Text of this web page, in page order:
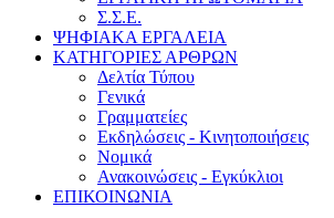
Σ.Σ.Ε.
ΨΗΦΙΑΚΑ ΕΡΓΑΛΕΙΑ
ΚΑΤΗΓΟΡΙΕΣ ΑΡΘΡΩΝ
Δελτία Τύπου
Γενικά
Γραμματείες
Εκδηλώσεις - Κινητοποιήσεις
Νομικά
Ανακοινώσεις - Εγκύκλιοι
ΕΠΙΚΟΙΝΩΝΙΑ